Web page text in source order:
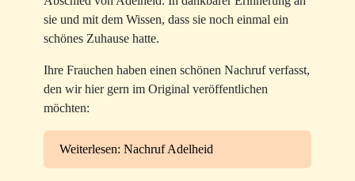
sie und mit dem Wissen, dass sie noch einmal ein
schönes Zuhause hatte.
Ihre Frauchen haben einen schönen Nachruf verfasst,
den wir hier gern im Original veröffentlichen
möchten:
Weiterlesen: Nachruf Adelheid